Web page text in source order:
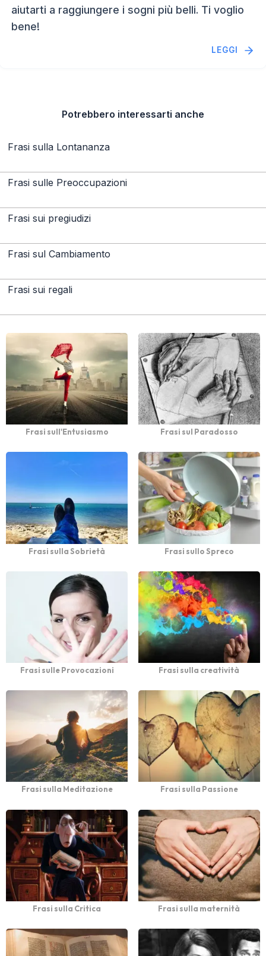
aiutarti a raggiungere i sogni più belli. Ti voglio
bene!
LEGGI
Potrebbero interessarti anche
Frasi sulla Lontananza
Frasi sulle Preoccupazioni
Frasi sui pregiudizi
Frasi sul Cambiamento
Frasi sui regali
Frasi sull'Entusiasmo Frasi sul Paradosso
Frasi sulla Sobrietà Frasi sullo Spreco
Frasi sulle Provocazioni Frasi sulla creatività
Frasi sulla Meditazione Frasi sulla Passione
Frasi sulla Critica Frasi sulla maternità